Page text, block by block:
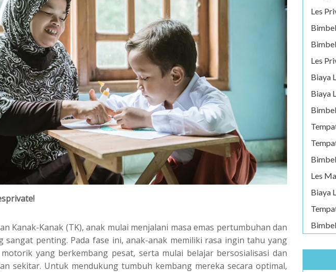
Kanak-Kanak (TK), anak mulai menjalani masa emas pertumbuhan dan
sangat penting. Pada fase ini, anak-anak memiliki rasa ingin tahu yang
yang berkembang pesat, serta mulai belajar bersosialisasi dan
sekitar. Untuk mendukung tumbuh kembang mereka secara optimal,
Les
Les
Biaya
Biaya
Les
Biaya